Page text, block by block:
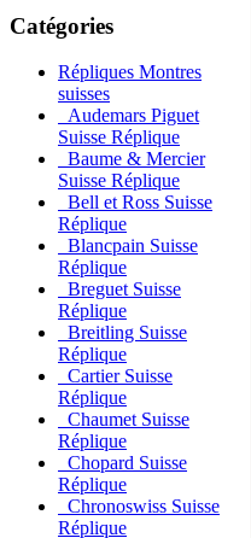
Catégories
Répliques Montres
suisses
Audemars Piguet
Suisse Réplique
Baume & Mercier
Suisse Réplique
Bell et Ross Suisse
Réplique
Blancpain Suisse
Réplique
Breguet Suisse
Réplique
Breitling Suisse
Réplique
Cartier Suisse
Réplique
Chaumet Suisse
Réplique
Chopard Suisse
Réplique
Chronoswiss Suisse
Réplique